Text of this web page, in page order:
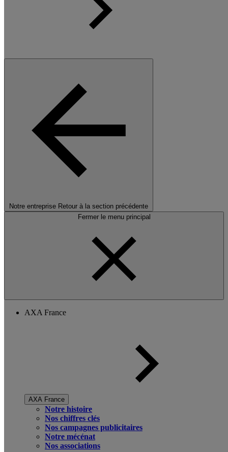
Notre entreprise Retour à la section précédente
Fermer le menu principal
AXA France
AXA France
Notre histoire
Nos chiffres clés
Nos campagnes publicitaires
Notre mécénat
Nos associations